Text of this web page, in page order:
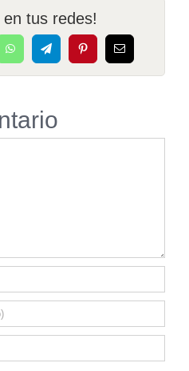
en tus redes!
WhatsAppTelegramPinterestCorreo
electrónico